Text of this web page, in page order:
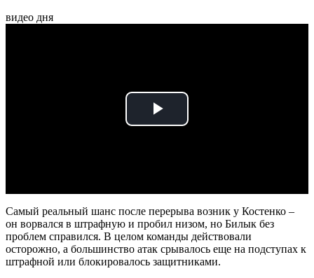
видео дня
Play
Самый реальный шанс после перерыва возник у Костенко –
он ворвался в штрафную и пробил низом, но Билык без
проблем справился. В целом команды действовали
осторожно, а большинство атак срывалось еще на подступах к
штрафной или блокировалось защитниками.